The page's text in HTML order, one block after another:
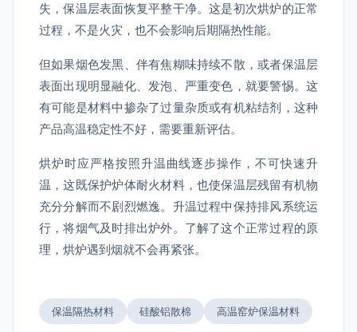
失，保温层表面恢复平整干净。这是初次烘炉的正常
过程，不是火灾，也不会影响后期隔热性能。
但如果烟色发黑、伴有焦糊味持续不散，或者保温层
表面出现明显融化、发泡、严重变色，就要警惕。这
有可能是材料中掺杂了过量杂质或有机粘结剂，这种
产品高温稳定性不好，需要重新评估。
烘炉时应严格按照升温曲线逐步操作，不可快速升
温，这既保护炉体耐火材料，也使保温层残留有机物
充分分解而不剧烈燃逸。升温过程中保持排风系统运
行，将烟气及时排出炉外。了解了这个正常过程的原
理，烘炉遇到烟就不会再紧张。
保温隔热材料 硅酸铝散棉 高温窑炉保温材料